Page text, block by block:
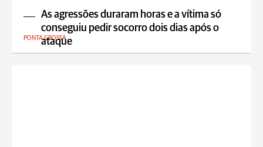
As agressões duraram horas e a vítima só
conseguiu pedir socorro dois dias após o
ataque
PONTA GROSSA